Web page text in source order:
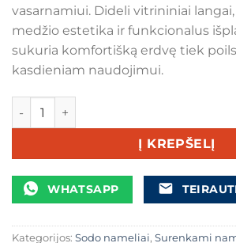
vasarnamiui. Dideli vitrininiai
medžio estetika ir funkcionalus
sukuria komfortišką erdvę tiek
kasdieniam naudojimui.
produkto kiekis: Medinis sodo
Į KREPŠELĮ
WHATSAPP
Kategorijos: Sodo nameliai, Surenkami